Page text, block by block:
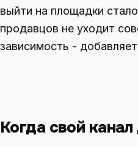
выйти на площадки
продавцов не уходит
зависимость -
Когда свой